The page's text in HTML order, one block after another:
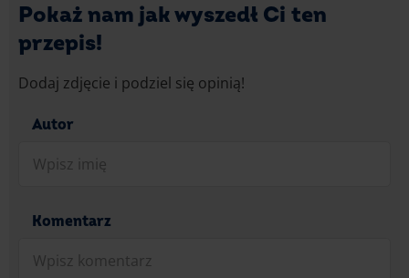
Pokaż nam jak wyszedł Ci ten
przepis!
Dodaj zdjęcie i podziel się opinią!
Autor
Komentarz